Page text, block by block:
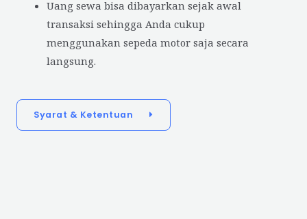
Uang sewa bisa dibayarkan sejak awal
transaksi sehingga Anda cukup
menggunakan sepeda motor saja secara
langsung.
Syarat & Ketentuan